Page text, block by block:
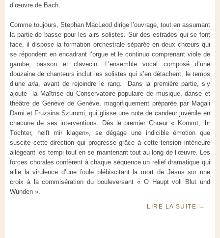
d’œuvre de Bach.
Comme toujours, Stephan MacLeod dirige l’ouvrage, tout en assumant
la partie de basse pour les airs solistes. Sur des estrades qui se font
face, il dispose la formation orchestrale séparée en deux chœurs qui
se répondent en encadrant l’orgue et le continuo comprenant viole de
gambe, basson et clavecin. L’ensemble vocal composé d’une
douzaine de chanteurs inclut les solistes qui s’en détachent, le temps
d’unearia, avant de rejoindre le rang. Dans la première partie, s’y
ajoute la Maîtrise du Conservatoire populaire de musique, danse et
théâtre de Genève de Genève, magnifiquement préparée par Magali
Dami et Fruzsina Szuromi, qui glisse une note de candeur juvénile en
chacune de ses interventions. Dès le premier Chœur « Kommt, ihr
Töchter, helft mir klagen», se dégage une indicible émotion que
suscite cette direction qui progresse grâce à cette tension intérieure
allégeant les tempi tout en se maintenant tout au long de l’œuvre. Les
forces chorales confèrent à chaque séquence un relief dramatique qui
allie la virulence d’une foule plébiscitant la mort de Jésus sur une
croix à la commisération du bouleversant « O Haupt voll Blut und
Wunden ».
LIRE LA SUITE →